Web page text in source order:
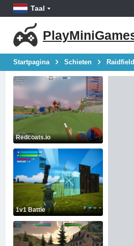
Taal
Startpagina Schieten
Redcoats.io
1v1 Battle